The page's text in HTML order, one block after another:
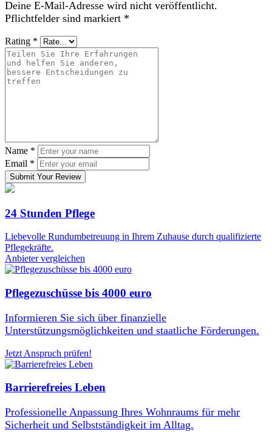
Deine E-Mail-Adresse wird nicht veröffentlicht.
Pflichtfelder sind markiert *
Rating *
Name *
Email *
Submit Your Review
24 Stunden Pflege
Liebevolle Rundumbetreuung in Ihrem Zuhause durch qualifizierte
Pflegekräfte.
Anbieter vergleichen
Pflegezuschüsse bis 4000 euro
Informieren Sie sich über finanzielle
Unterstützungsmöglichkeiten und staatliche Förderungen.
Jetzt Anspruch prüfen!
Barrierefreies Leben
Professionelle Anpassung Ihres Wohnraums für mehr
Sicherheit und Selbstständigkeit im Alltag.